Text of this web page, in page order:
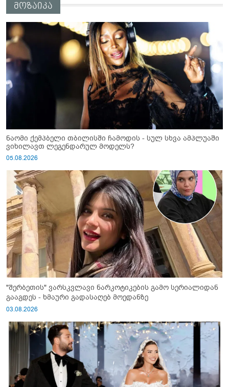
მოზაიკა
ნაომი ქემპბელი თბილისში ჩამოდის - სულ სხვა ამპლუაში
ვიხილავთ ლეგენდარულ მოდელს?
05.08.2026
"შერბეთის" ვარსკვლავი ნარკოტიკების გამო სერიალიდან
გააგდეს - ხმაური გადასაღებ მოედანზე
03.08.2026